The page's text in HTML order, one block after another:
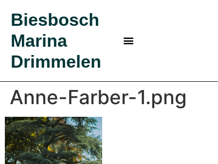
Biesbosch
Marina
Drimmelen
Anne-Farber-1.png